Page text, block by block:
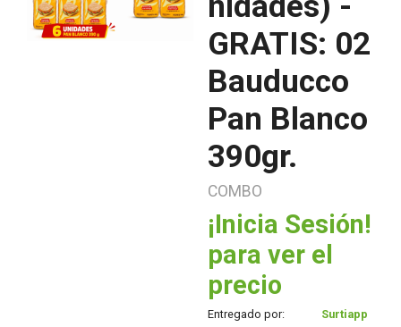
GRATIS: 02
Bauducco
Pan Blanco
390gr.
COMBO
¡Inicia Sesión!
para ver el
precio
Entregado por: Surtiapp